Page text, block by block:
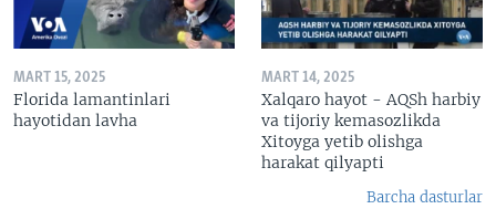
MART 15, 2025
Florida lamantinlari
hayotidan lavha
MART 14, 2025
Xalqaro hayot - AQSh harbiy
va tijoriy kemasozlikda
Xitoyga yetib olishga
harakat qilyapti
Barcha dasturlar